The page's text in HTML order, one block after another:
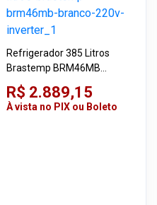
Refrigerador 385 Litros
Brastemp BRM46MB
Branco 220V Inverter
R$ 2.889,15
À vista no PIX ou Boleto